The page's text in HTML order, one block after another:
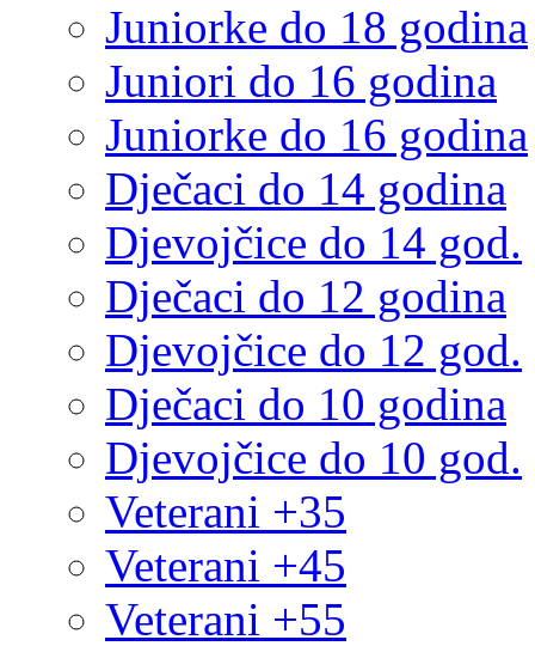
Juniorke do 18 godina
Juniori do 16 godina
Juniorke do 16 godina
Dječaci do 14 godina
Djevojčice do 14 god.
Dječaci do 12 godina
Djevojčice do 12 god.
Dječaci do 10 godina
Djevojčice do 10 god.
Veterani +35
Veterani +45
Veterani +55